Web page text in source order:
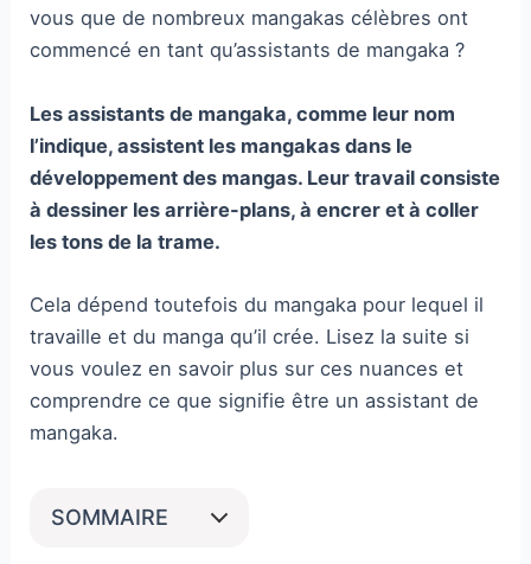
vous que de nombreux mangakas célèbres ont
commencé en tant qu’assistants de mangaka ?
Les assistants de mangaka, comme leur nom
l’indique, assistent les mangakas dans le
développement des mangas. Leur travail consiste
à dessiner les arrière-plans, à encrer et à coller
les tons de la trame.
Cela dépend toutefois du mangaka pour lequel il
travaille et du manga qu’il crée. Lisez la suite si
vous voulez en savoir plus sur ces nuances et
comprendre ce que signifie être un assistant de
mangaka.
SOMMAIRE